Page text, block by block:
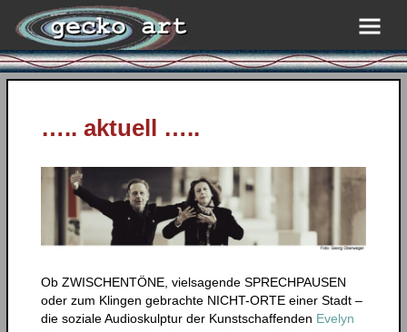
….. aktuell …..
Ob ZWISCHENTÖNE, vielsagende SPRECHPAUSEN
oder zum Klingen gebrachte NICHT-ORTE einer Stadt –
die soziale Audioskulptur der Kunstschaffenden Evelyn